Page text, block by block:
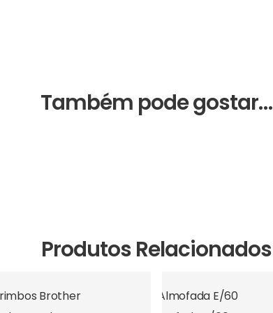
Também pode gostar…
Produtos Relacionados